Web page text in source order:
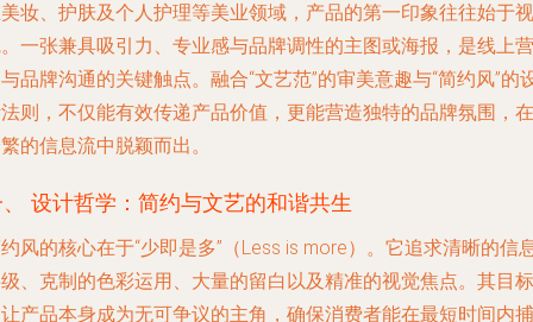
妆、护肤及个人护理等美业领域，产品的第一印象往往始于视
一张兼具吸引力、专业感与品牌调性的主图或海报，是线上营
品牌沟通的关键触点。融合“文艺范”的审美意趣与“简约风”的
则，不仅能有效传递产品价值，更能营造独特的品牌氛围，在
的信息流中脱颖而出。
设计哲学：简约与文艺的和谐共生
风的核心在于“少即是多”（Less is more）。它追求清晰的信
、克制的色彩运用、大量的留白以及精准的视觉焦点。其目标
产品本身成为无可争议的主角，确保消费者能在最短时间内捕